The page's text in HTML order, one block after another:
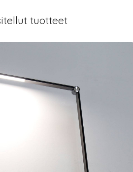
tuotteet